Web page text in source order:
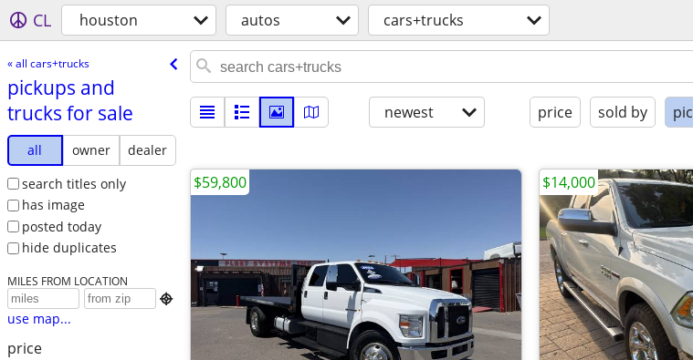
CL houston autos cars+trucks
« all cars+trucks
pickups and
trucks for sale
all owner
dealer
search titles only
has image
posted today
hide duplicates
MILES FROM LOCATION

use map...
price
newest price sold by
$59,800 $14,000